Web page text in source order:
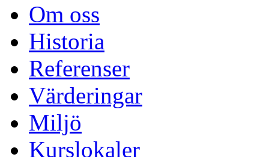
Om oss
Historia
Referenser
Värderingar
Miljö
Kurslokaler